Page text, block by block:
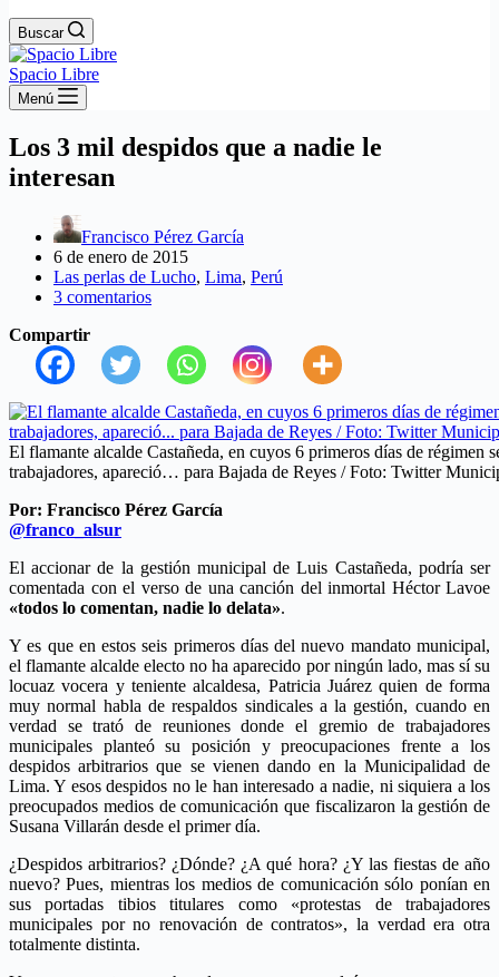
Buscar
Spacio Libre
Menú
Los 3 mil despidos que a nadie le
interesan
Francisco Pérez García
6 de enero de 2015
Las perlas de Lucho, Lima, Perú
3 comentarios
Compartir
El flamante alcalde Castañeda, en cuyos 6 primeros días de régimen
trabajadores, apareció… para Bajada de Reyes / Foto: Twitter
Por: Francisco Pérez García
@franco_alsur
El accionar de la gestión municipal de Luis Castañeda, podría ser
comentada con el verso de una canción del inmortal Héctor Lavoe
«todos lo comentan, nadie lo delata».
Y es que en estos seis primeros días del nuevo mandato municipal,
el flamante alcalde electo no ha aparecido por ningún lado, mas sí su
locuaz vocera y teniente alcaldesa, Patricia Juárez quien de forma
muy normal habla de respaldos sindicales a la gestión, cuando en
verdad se trató de reuniones donde el gremio de trabajadores
municipales planteó su posición y preocupaciones frente a los
despidos arbitrarios que se vienen dando en la Municipalidad de
Lima. Y esos despidos no le han interesado a nadie, ni siquiera a los
preocupados medios de comunicación que fiscalizaron la gestión de
Susana Villarán desde el primer día.
¿Despidos arbitrarios? ¿Dónde? ¿A qué hora? ¿Y las fiestas de año
nuevo? Pues, mientras los medios de comunicación sólo ponían en
sus portadas tibios titulares como «protestas de trabajadores
municipales por no renovación de contratos», la verdad era otra
totalmente distinta.